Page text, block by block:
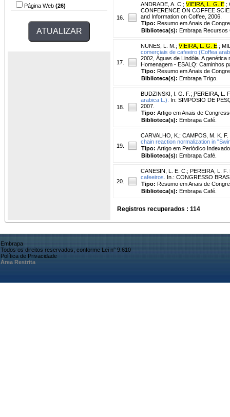
Página Web (26)
16.
ANDRADE, A. C. ; VIEIRA, L. G. E ;
CONFERENCE ON COFFEE
and Information on Coffee, 2006.
Tipo: Resumo em Anais de
Biblioteca(s): Embrapa Recursos
17.
NUNES, L. M. ; VIEIRA, L. G. E ;
comerciais de cafeeiro (Coffea
2002, Águas de Lindóia. A
Homenagem - ESALQ: Caminhos
Tipo: Resumo em Anais de
Biblioteca(s): Embrapa Trigo.
18.
BUDZINSKI, I. G. F. ; PEREIRA, L.
arabica L.).
In: SIMPÓSIO DE
2007.
Tipo: Artigo em Anais de
Biblioteca(s): Embrapa Café.
19.
CARVALHO, K. ; CAMPOS, M. K. F.
chain reaction normalization in
Tipo: Artigo em Periódico Indexado
Biblioteca(s): Embrapa Café.
20.
CANESIN, L. E. C. ; PEREIRA, L. F.
cafeeiros.
In.: CONGRESSO
Tipo: Resumo em Anais de
Biblioteca(s): Embrapa Café.
Registros recuperados : 114
Embrapa
Todos os direitos reservados, conforme Lei n° 9.610
Política de Privacidade
Área Restrita